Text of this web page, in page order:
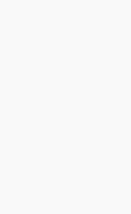
mahalle